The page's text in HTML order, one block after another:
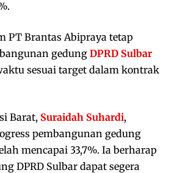
PT Brantas Abipraya tetap
gedung DPRD Sulbar
sesuai target dalam kontrak
Barat, Suraidah Suhardi,
pembangunan gedung
mencapai 33,7%. Ia berharap
DPRD Sulbar dapat segera